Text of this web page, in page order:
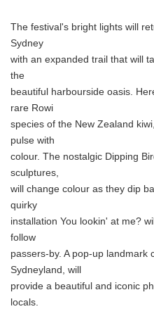
The festival's bright lights will
Sydney
with an expanded trail that will
the
beautiful harbourside oasis.
rare Rowi
species of the New Zealand
pulse with
colour. The nostalgic Dipping
sculptures,
will change colour as they dip
quirky
installation You lookin' at me?
follow
passers-by. A pop-up landmark
Sydneyland, will
provide a beautiful and iconic
locals.